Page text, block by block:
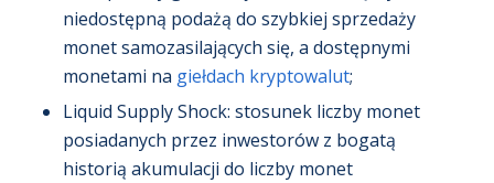
niedostępną podażą do szybkiej sprzedaży
monet samozasilających się, a dostępnymi
monetami na giełdach kryptowalut;
Liquid Supply Shock: stosunek liczby monet
posiadanych przez inwestorów z bogatą
historią akumulacji do liczby monet